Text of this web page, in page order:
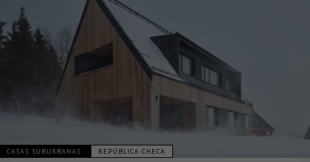
CASAS SUBURBANAS REPÚBLICA CHECA